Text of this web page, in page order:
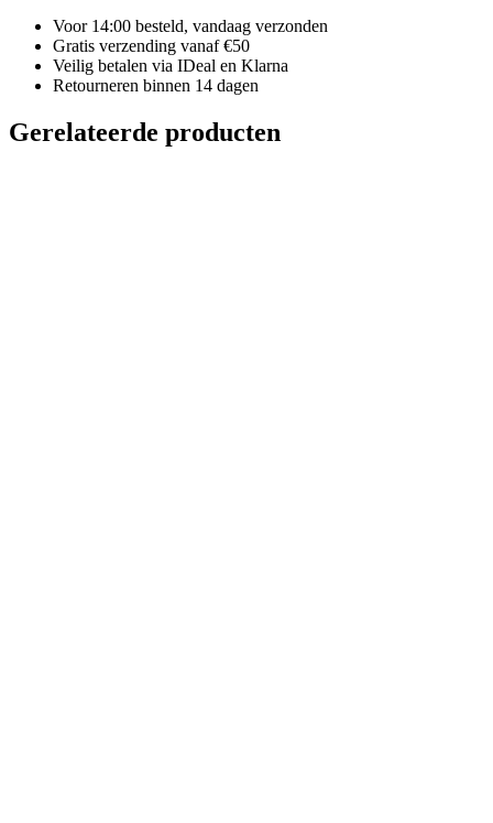
Voor 14:00 besteld, vandaag verzonden
Gratis verzending vanaf €50
Veilig betalen via IDeal en Klarna
Retourneren binnen 14 dagen
Gerelateerde producten